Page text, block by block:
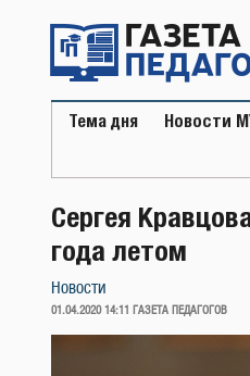
содержимому
Тема дня Новости
Сергея
года летом
Новости
ОПУБЛИКОВАНО
01.04.2020 14:11 ГАЗЕТА ПЕДАГОГОВ